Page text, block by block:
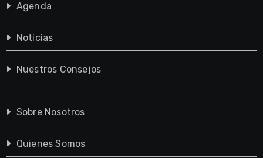
Agenda
Noticias
Nuestros Consejos
Sobre Nosotros
Quienes Somos